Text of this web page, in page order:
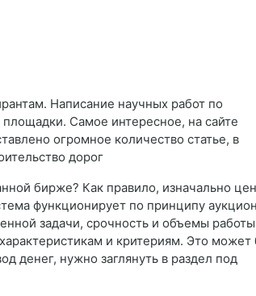
Написание научных работ по
Самое интересное, на сайте
огромное количество статье, в
дорог
бирже? Как правило, изначально
функционирует по принципу
задачи, срочность и объемы
и критериям. Это может
денег, нужно заглянуть в раздел под